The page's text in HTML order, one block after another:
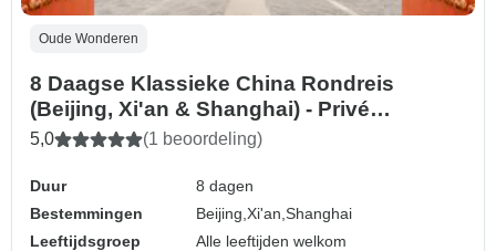
Oude Wonderen
8 Daagse Klassieke China Rondreis
(Beijing, Xi'an & Shanghai) - Privé
Rondreis
5,0 (1 beoordeling)
Duur
8 dagen
Bestemmingen
Beijing,Xi'an,Shanghai
Leeftijdsgroep
Alle leeftijden welkom